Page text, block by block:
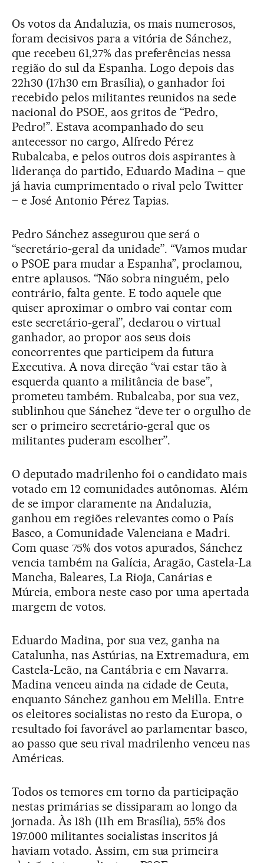
Os votos da Andaluzia, os mais numerosos,
foram decisivos para a vitória de Sánchez,
que recebeu 61,27% das preferências nessa
região do sul da Espanha. Logo depois das
22h30 (17h30 em Brasília), o ganhador foi
recebido pelos militantes reunidos na sede
nacional do PSOE, aos gritos de “Pedro,
Pedro!”. Estava acompanhado do seu
antecessor no cargo, Alfredo Pérez
Rubalcaba, e pelos outros dois aspirantes à
liderança do partido, Eduardo Madina – que
já havia cumprimentado o rival pelo Twitter
– e José Antonio Pérez Tapias.
Pedro Sánchez assegurou que será o
“secretário-geral da unidade”. “Vamos mudar
o PSOE para mudar a Espanha”, proclamou,
entre aplausos. “Não sobra ninguém, pelo
contrário, falta gente. E todo aquele que
quiser aproximar o ombro vai contar com
este secretário-geral”, declarou o virtual
ganhador, ao propor aos seus dois
concorrentes que participem da futura
Executiva. A nova direção “vai estar tão à
esquerda quanto a militância de base”,
prometeu também. Rubalcaba, por sua vez,
sublinhou que Sánchez “deve ter o orgulho de
ser o primeiro secretário-geral que os
militantes puderam escolher”.
O deputado madrilenho foi o candidato mais
votado em 12 comunidades autônomas. Além
de se impor claramente na Andaluzia,
ganhou em regiões relevantes como o País
Basco, a Comunidade Valenciana e Madri.
Com quase 75% dos votos apurados, Sánchez
vencia também na Galícia, Aragão, Castela-La
Mancha, Baleares, La Rioja, Canárias e
Múrcia, embora neste caso por uma apertada
margem de votos.
Eduardo Madina, por sua vez, ganha na
Catalunha, nas Astúrias, na Extremadura, em
Castela-Leão, na Cantábria e em Navarra.
Madina venceu ainda na cidade de Ceuta,
enquanto Sánchez ganhou em Melilla. Entre
os eleitores socialistas no resto da Europa, o
resultado foi favorável ao parlamentar basco,
ao passo que seu rival madrilenho venceu nas
Américas.
Todos os temores em torno da participação
nestas primárias se dissiparam ao longo da
jornada. Às 18h (11h em Brasília), 55% dos
197.000 militantes socialistas inscritos já
haviam votado. Assim, em sua primeira